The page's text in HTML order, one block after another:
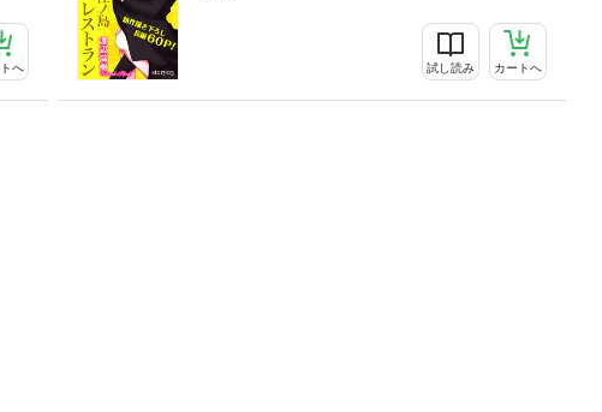
へ 試し読み カートへ